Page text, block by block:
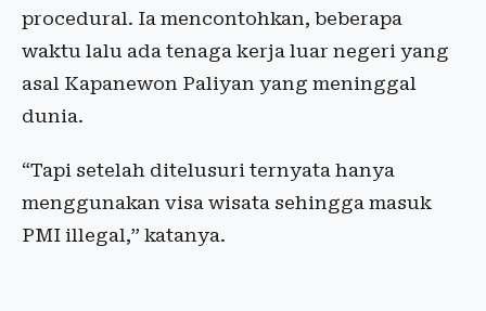
procedural. Ia mencontohkan, beberapa
waktu lalu ada tenaga kerja luar negeri yang
asal Kapanewon Paliyan yang meninggal
dunia.
“Tapi setelah ditelusuri ternyata hanya
menggunakan visa wisata sehingga masuk
PMI illegal,” katanya.